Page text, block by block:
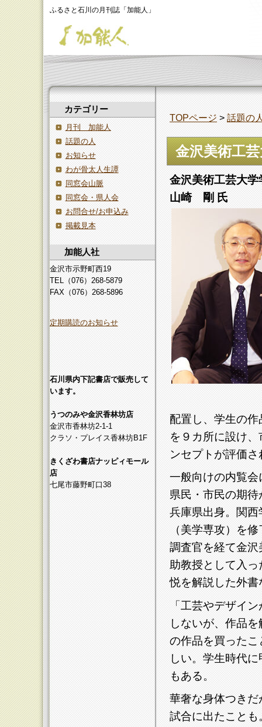
ふるさと石川の月刊誌「加能人」
TOPページ>話題の
金沢美術工
金沢美術工芸大
山崎 剛 氏
配置し、学生の
を９カ所に設け
ンセプトが評価さ
一般向けの内覧
県民・市民の期
兵庫県出身。関
（美学専攻）を
調査官を経て金
助教授として入
悦を解説した外書
「工芸やデザイ
しないが、作品
の作品を買った
しい。学生時代
もある。
華奢な身体つき
試合に出たこと
カテゴリー
月刊 加能人
話題の人
お知らせ
わが骨太人生譚
同窓会山脈
同窓会・県人会
お問合せ/お申込み
掲載見本
加能人社
金沢市示野町西19
TEL（076）268-5879
FAX（076）268-5896
定期購読のお知らせ
石川県内下記書店で販売して
います。
うつのみや金沢香林坊店
金沢市香林坊2-1-1
クラソ・プレイス香林坊B1F
きくざわ書店ナッピィモール
店
七尾市藤野町口38